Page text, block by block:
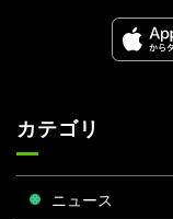
カテゴリ
ニュース